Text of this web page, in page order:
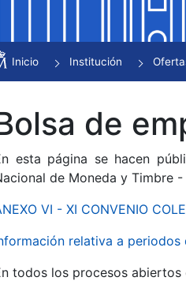
Mostrar/Ocultar
Mostrar/Ocultar
Inicio Institución
de
esta página se hacen
de Moneda y Timbre -
VI - XI CONVENIO
relativa a
todos los procesos